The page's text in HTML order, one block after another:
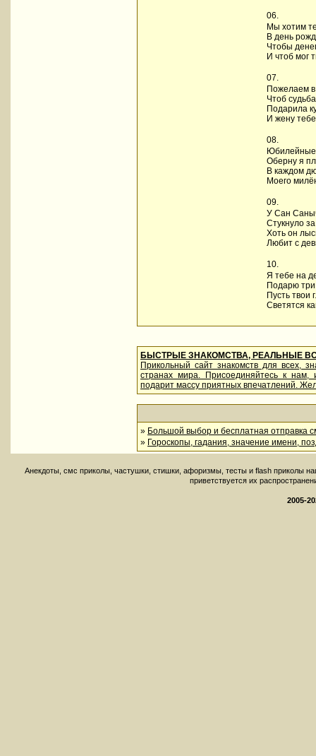
06.
Мы хотим
В день
Чтобы
И чтоб мог
07.
Пожелаем
Чтоб
Подарила
И жену
08.
Юбилейные
Оберну я
В каждом
Моего
09.
У Сан
Стукнуло
Хоть он
Любит с
10.
Я тебе на
Подарю три
Пусть твои
Светятся
БЫСТРЫЕ ЗНАКОМСТВА, РЕАЛЬНЫЕ
Прикольный сайт знакомств для всех,
странах мира. Присоединяйтесь к
подарит массу приятных впечатлений.
» Большой выбор и бесплатная отправка
» Гороскопы, гадания, значение имени,
Aнекдоты, смс приколы, частушки, стишки, афоризмы, тесты и flash приколы
приветствуется их
2005-